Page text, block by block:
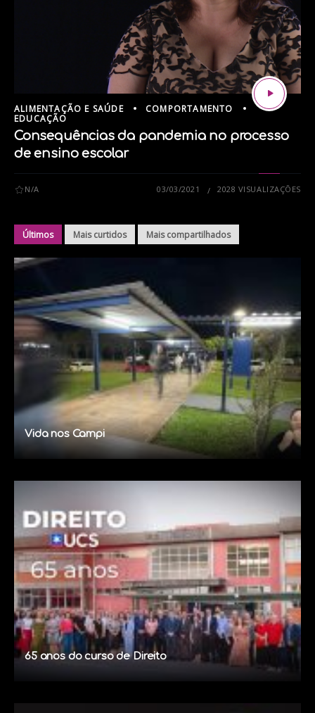
ALIMENTAÇÃO E SAÚDE
COMPORTAMENTO
EDUCAÇÃO
Consequências da pandemia no processo
de ensino escolar
N/A 03/03/2021 2028 VISUALIZAÇÕES
Últimos Mais curtidos Mais compartilhados
Vida nos Campi
65 anos do curso de Direito